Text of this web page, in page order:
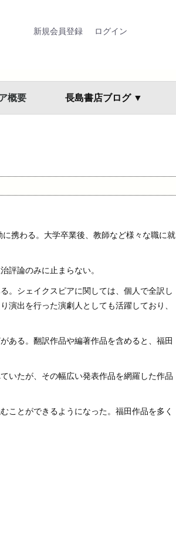
新規会員登録 ログイン
概要 長島書店ブログ ▼
携わる。大学卒業後、教師など様々な職に就
評論のみに止まらない。
。シェイクスピアに関しては、個人で全訳し
演出を行った演劇人としても活躍しており、
ある。翻訳作品や編著作品を含めると、福田
いたが、その幅広い発表作品を網羅した作品
ことができるようになった。福田作品を多く